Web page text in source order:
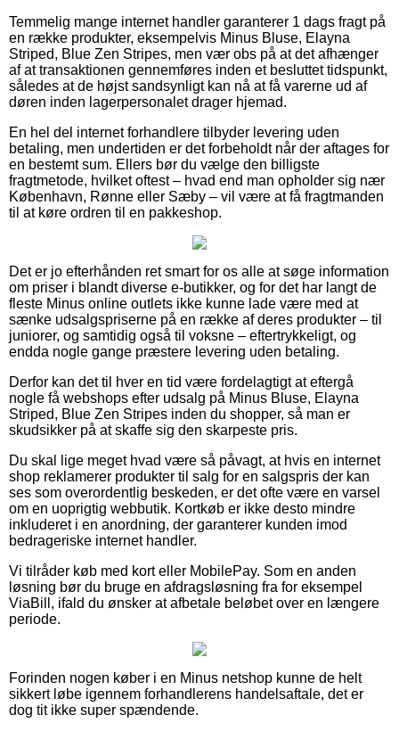
Temmelig mange internet handler garanterer 1 dags fragt på
en række produkter, eksempelvis Minus Bluse, Elayna
Striped, Blue Zen Stripes, men vær obs på at det afhænger
af at transaktionen gennemføres inden et besluttet tidspunkt,
således at de højst sandsynligt kan nå at få varerne ud af
døren inden lagerpersonalet drager hjemad.
En hel del internet forhandlere tilbyder levering uden
betaling, men undertiden er det forbeholdt når der aftages for
en bestemt sum. Ellers bør du vælge den billigste
fragtmetode, hvilket oftest – hvad end man opholder sig nær
København, Rønne eller Sæby – vil være at få fragtmanden
til at køre ordren til en pakkeshop.
Det er jo efterhånden ret smart for os alle at søge information
om priser i blandt diverse e-butikker, og for det har langt de
fleste Minus online outlets ikke kunne lade være med at
sænke udsalgspriserne på en række af deres produkter – til
juniorer, og samtidig også til voksne – eftertrykkeligt, og
endda nogle gange præstere levering uden betaling.
Derfor kan det til hver en tid være fordelagtigt at eftergå
nogle få webshops efter udsalg på Minus Bluse, Elayna
Striped, Blue Zen Stripes inden du shopper, så man er
skudsikker på at skaffe sig den skarpeste pris.
Du skal lige meget hvad være så påvagt, at hvis en internet
shop reklamerer produkter til salg for en salgspris der kan
ses som overordentlig beskeden, er det ofte være en varsel
om en uoprigtig webbutik. Kortkøb er ikke desto mindre
inkluderet i en anordning, der garanterer kunden imod
bedrageriske internet handler.
Vi tilråder køb med kort eller MobilePay. Som en anden
løsning bør du bruge en afdragsløsning fra for eksempel
ViaBill, ifald du ønsker at afbetale beløbet over en længere
periode.
Forinden nogen køber i en Minus netshop kunne de helt
sikkert løbe igennem forhandlerens handelsaftale, det er
dog tit ikke super spændende.